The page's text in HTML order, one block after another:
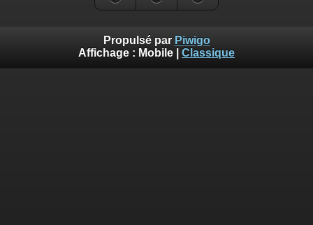
Propulsé par Piwigo
Affichage : Mobile Classique